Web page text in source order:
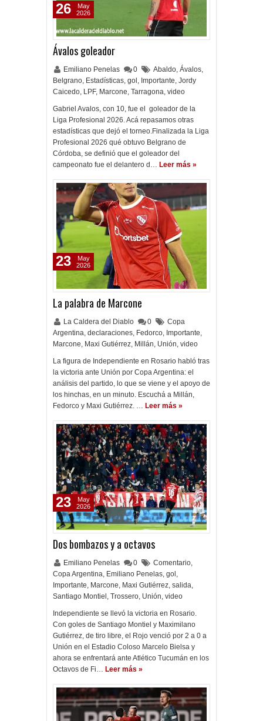
Ávalos goleador
Emiliano Penelas 0 Abaldo, Ávalos,
Belgrano, Estadísticas, gol , Importante, Jordy
Caicedo, LPF, Marcone, Tarragona, video
Gabriel Avalos, con 10, fue el goleador de la
Liga Profesional 2026. Acá repasamos otras
estadísticas que dejó el torneo.Finalizada la Liga
Profesional 2026 qué obtuvo Belgrano de
Córdoba, se definió que el goleador del
campeonato fue el delantero d… Leer más »
26
May
2026
La palabra de Marcone
La Caldera del Diablo 0
Copa
Argentina, declaraciones, Fedorco, Importante,
Marcone, Maxi Gutiérrez, Millán, Unión, video
La figura de Independiente en Rosario habló tras
la victoria ante Unión por Copa Argentina: el
análisis del partido, lo que se viene y el apoyo de
los hinchas, en un minuto. Escuchá a Millán,
Fedorco y Maxi Gutiérrez. … Leer más »
23
May
2026
Dos bombazos y a octavos
Emiliano Penelas 0 Comentario,
Copa Argentina, Emiliano Penelas, gol ,
Importante, Marcone, Maxi Gutiérrez, salida,
Santiago Montiel , Trossero, Unión, video
Independiente se llevó la victoria en Rosario.
Con goles de Santiago Montiel y Maximilano
Gutiérrez, de tiro libre, el Rojo venció por 2 a 0 a
Unión en el Estadio Coloso Marcelo Bielsa y
ahora se enfrentará ante Atlético Tucumán en los
Octavos de Fi… Leer más »
23
May
2026